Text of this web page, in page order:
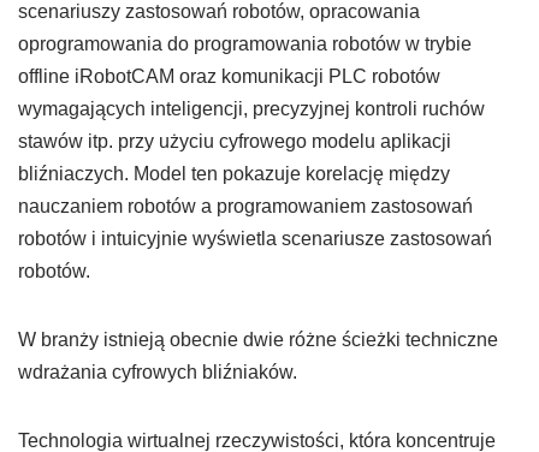
scenariuszy zastosowań robotów, opracowania
oprogramowania do programowania robotów w trybie
offline iRobotCAM oraz komunikacji PLC robotów
wymagających inteligencji, precyzyjnej kontroli ruchów
stawów itp. przy użyciu cyfrowego modelu aplikacji
bliźniaczych. Model ten pokazuje korelację między
nauczaniem robotów a programowaniem zastosowań
robotów i intuicyjnie wyświetla scenariusze zastosowań
robotów.
W branży istnieją obecnie dwie różne ścieżki techniczne
wdrażania cyfrowych bliźniaków.
Technologia wirtualnej rzeczywistości, która koncentruje